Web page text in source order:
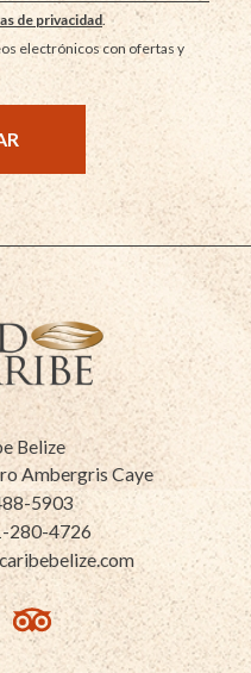
de privacidad.
electrónicos con ofertas y
Belize
Ambergris Caye
5903
280-4726
tripadvisor